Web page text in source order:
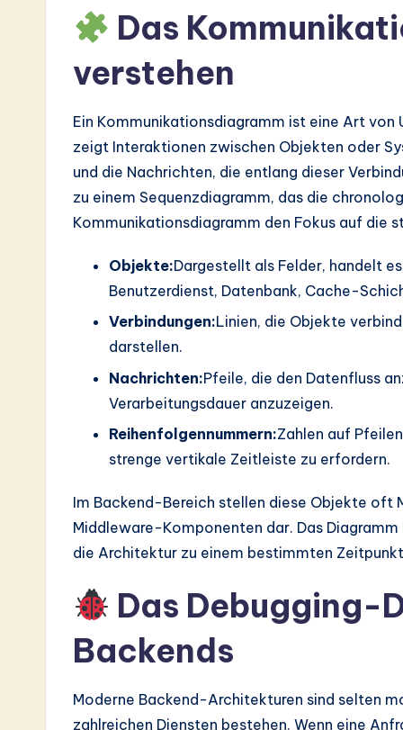
In
Das
verstehen
Ein Kommunikationsdiagramm ist eine Art
zeigt Interaktionen zwischen Objekten oder
und die Nachrichten, die entlang dieser
zu einem Sequenzdiagramm, das die
Kommunikationsdiagramm den Fokus auf die
Objekte:Dargestellt als Felder, handelt
Benutzerdienst, Datenbank, Cache-
Verbindungen:Linien, die Objekte
darstellen.
Nachrichten:Pfeile, die den Datenfluss
Verarbeitungsdauer anzuzeigen.
Reihenfolgennummern:Zahlen auf
strenge vertikale Zeitleiste zu erfordern.
Im Backend-Bereich stellen diese Objekte oft
Middleware-Komponenten dar. Das
die Architektur zu einem bestimmten
Das Debugging-
Backends
Moderne Backend-Architekturen sind selten
zahlreichen Diensten bestehen. Wenn eine